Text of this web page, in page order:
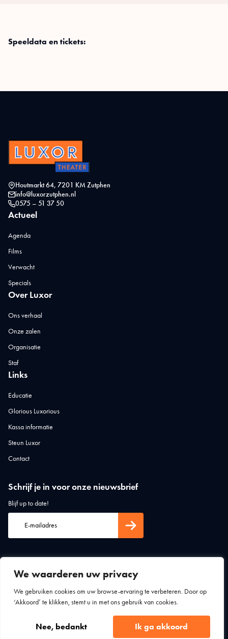
We waarderen uw privacy
We gebruiken cookies om uw browse-ervaring te verbeteren. Door op
‘Akkoord’ te klikken, stemt u in met ons gebruik van cookies.
Nee, bedankt Ik ga akkoord
Speeldata en tickets:
Houtmarkt 64, 7201 KM Zutphen
info@luxorzutphen.nl
0575 – 51 37 50
Actueel
Agenda
Films
Verwacht
Specials
Over Luxor
Ons verhaal
Onze zalen
Organisatie
Staf
Links
Educatie
Glorious Luxorious
Kassa informatie
Steun Luxor
Contact
Schrijf je in voor onze nieuwsbrief
Blijf up to date!
Algemene voorwaardenPrivacy statement
Luxor Theater Zutphen © 2026